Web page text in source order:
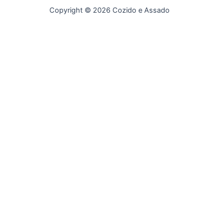
Copyright © 2026 Cozido e Assado